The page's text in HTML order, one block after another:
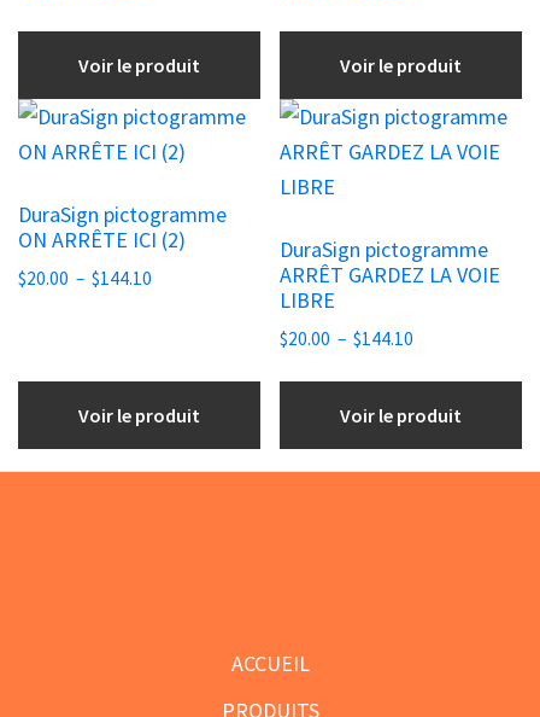
$20.00
à
$144.10
Voir le produit
choisies
sur
la
du
produit
$15.00
à
$247.50
Voir le produit
choisies
sur
la
page
produit
DuraSign pictogramme
ON ARRÊTE ICI (2)
$20.00 – $144.10
$144.10
Voir le produit
Ce
produit
plusieurs
variations.
Les
choisies
sur
DuraSign pictogramme
ARRÊT GARDEZ LA VOIE
LIBRE
$20.00 – $144.10
$20.00
Voir le produit
Ce
produit
a
variations.
Les
options
choisies
sur
ACCUEIL
PRODUITS